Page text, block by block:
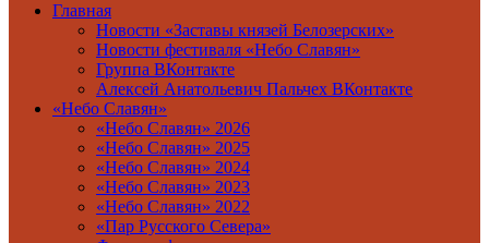
Главная
Новости «Заставы князей Белозерских»
Новости фестиваля «Небо Славян»
Группа ВКонтакте
Алексей Анатольевич Пальчех ВКонтакте
«Небо Славян»
«Небо Славян» 2026
«Небо Славян» 2025
«Небо Славян» 2024
«Небо Славян» 2023
«Небо Славян» 2022
«Пар Русского Севера»